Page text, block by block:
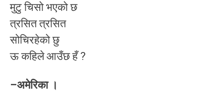
मुटु चिसो भएको छ
त्रसित त्रसित
सोचिरहेको छु
ऊ कहिले आउँछ हँ ?
–अमेरिका ।